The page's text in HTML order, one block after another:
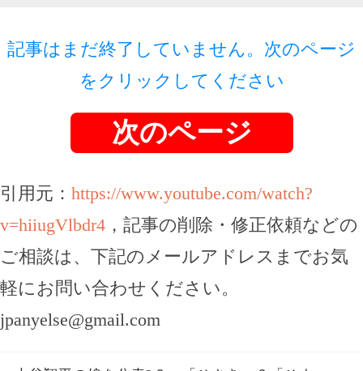
記事はまだ終了していません。次のページ
をクリックしてください
次のページ
引用元： https://www.youtube.com/watch?
v=hiiugVlbdr4 ，記事の削除・修正依頼などの
ご相談は、下記のメールアドレスまでお気
軽にお問い合わせください。
jpanyelse@gmail.com